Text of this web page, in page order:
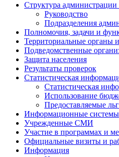
Структура администрации
Руководство
Подразделения
Полномочия, задачи и
Территориальные органы
Подведомственные
Защита населения
Результаты проверок
Статистическая
Статистическая
Использование
Предоставляемые
Информационные системы
Учрежденные СМИ
Участие в программах и
Официальные визиты и
Информация